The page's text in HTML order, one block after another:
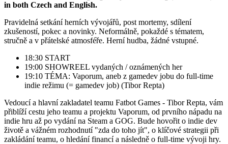
in both Czech and English.
Pravidelná setkání herních vývojářů, post mortemy, sdílení
zkušeností, pokec a novinky. Neformálně, pokaždé s tématem,
stručně a v přátelské atmosféře. Herní hudba, žádné vstupné.
18:30 START
19:00 SHOWREEL vydaných / oznámených her
19:10 TÉMA: Vaporum, aneb z gamedev jobu do full-time
indie režimu (= gamedev job) (Tibor Repta)
Vedoucí a hlavní zakladatel teamu Fatbot Games - Tibor Repta, vám
přiblíží cestu jeho teamu a projektu Vaporum, od prvního nápadu na
indie hru až po vydání na Steam a GOG. Bude hovořit o indie dev
životě a vážném rozhodnutí "zda do toho jít", o klíčové strategii při
zakládání teamu, o hledání financí a následně o full-time vývoji hry.